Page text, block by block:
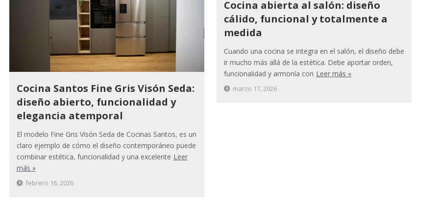
Cocina abierta al salón: diseño
cálido, funcional y totalmente a
medida
Cuando una cocina se integra en el salón, el diseño debe
ir mucho más allá de la estética. Debe aportar orden,
funcionalidad y armonía con Leer más »
marzo 17, 2026
Cocina Santos Fine Gris Visón Seda:
diseño abierto, funcionalidad y
elegancia atemporal
El modelo Fine Gris Visón Seda de Cocinas Santos, es un
claro ejemplo de cómo el diseño contemporáneo puede
combinar estética, funcionalidad y una excelente Leer
más »
febrero 16, 2026